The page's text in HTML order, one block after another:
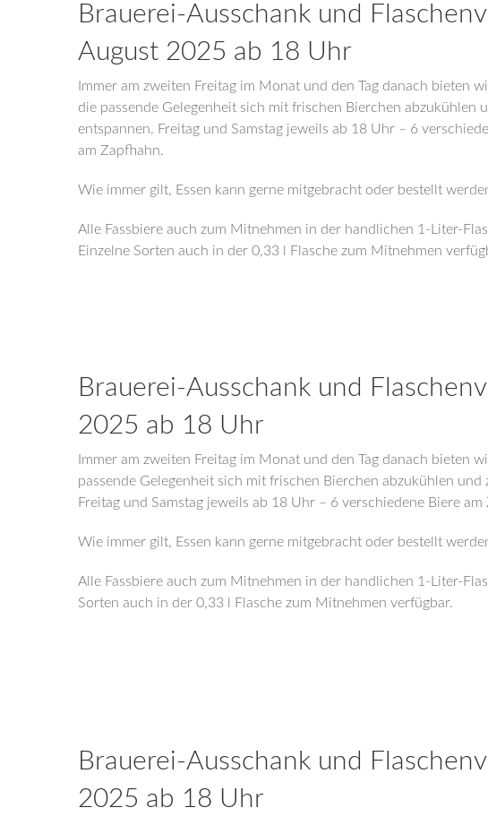
Brauerei-Ausschank und
August 2025 ab 18 Uhr
Immer am zweiten Freitag im Monat und den Tag danach bieten
die passende Gelegenheit sich mit frischen Bierchen abzukühlen
entspannen. Freitag und Samstag jeweils ab 18 Uhr – 6
am Zapfhahn.
Wie immer gilt, Essen kann gerne mitgebracht oder bestellt
Alle Fassbiere auch zum Mitnehmen in der handlichen 1-Liter-
Einzelne Sorten auch in der 0,33 l Flasche zum Mitnehmen
Brauerei-Ausschank und
2025 ab 18 Uhr
Immer am zweiten Freitag im Monat und den Tag danach bieten
passende Gelegenheit sich mit frischen Bierchen abzukühlen und
Freitag und Samstag jeweils ab 18 Uhr – 6 verschiedene Biere am
Wie immer gilt, Essen kann gerne mitgebracht oder bestellt
Alle Fassbiere auch zum Mitnehmen in der handlichen 1-Liter-
Sorten auch in der 0,33 l Flasche zum Mitnehmen verfügbar.
Brauerei-Ausschank und
2025 ab 18 Uhr